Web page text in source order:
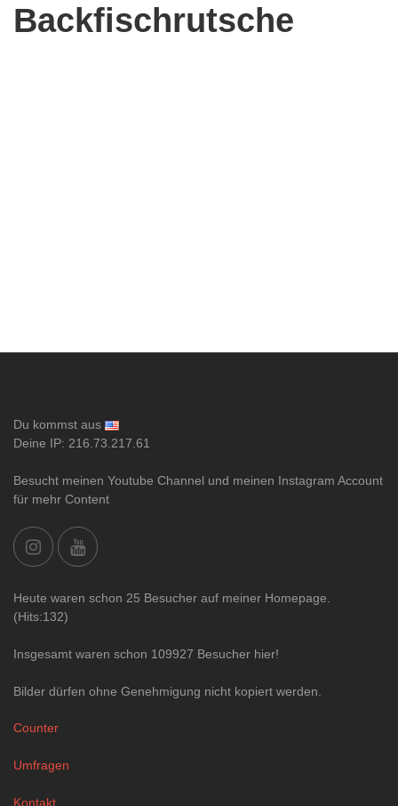
Backfischrutsche
Du kommst aus
Deine IP: 216.73.217.61
Besucht meinen Youtube Channel und meinen Instagram Account
für mehr Content
Heute waren schon 25 Besucher auf meiner Homepage.
(Hits:132)
Insgesamt waren schon 109927 Besucher hier!
Bilder dürfen ohne Genehmigung nicht kopiert werden.
Counter
Umfragen
Kontakt